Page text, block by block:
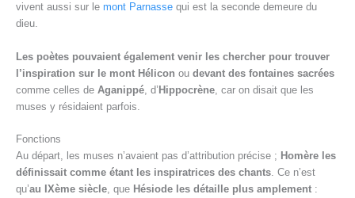
vivent aussi sur le mont Parnasse qui est la seconde demeure du
dieu.
Les poètes pouvaient également venir les chercher pour trouver
l’inspiration sur le mont Hélicon ou devant des fontaines sacrées
comme celles de Aganippé , d’Hippocrène , car on disait que les
muses y résidaient parfois.
Fonctions
Au départ, les muses n’avaient pas d’attribution précise ; Homère les
définissait comme étant les inspiratrices des chants . Ce n’est
qu’au IXème siècle , que Hésiode les détaille plus amplement :